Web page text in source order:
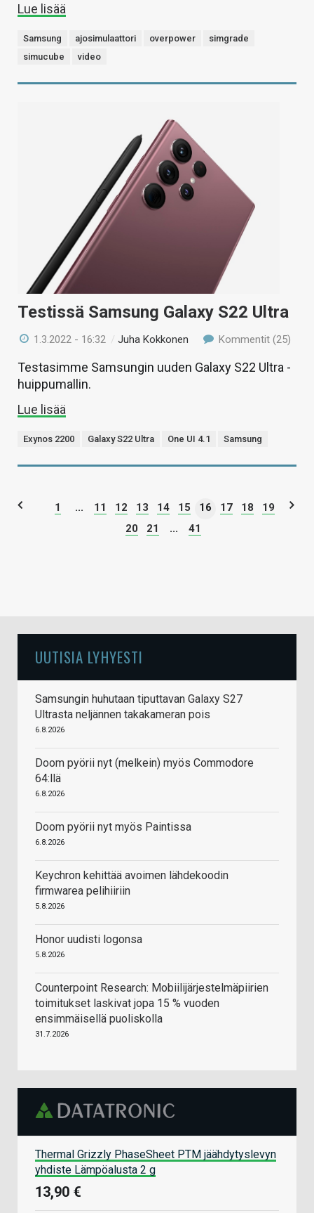
Lue lisää
Samsung ajosimulaattori overpower
simgrade
simucube
video
Testissä Samsung Galaxy S22 Ultra
1.3.2022 - 16:32 /Juha Kokkonen Kommentit (25)
Testasimme Samsungin uuden Galaxy S22 Ultra -
huippumallin.
Lue lisää
Exynos 2200 Galaxy S22 Ultra One UI 4.1 Samsung
1 ... 11 12 13 14 15 16 17 18
19
20
21 ... 41
UUTISIA LYHYESTI
Samsungin huhutaan tiputtavan Galaxy S27
Ultrasta neljännen takakameran pois
6.8.2026
Doom pyörii nyt (melkein) myös Commodore
64:llä
6.8.2026
Doom pyörii nyt myös Paintissa
6.8.2026
Keychron kehittää avoimen lähdekoodin
firmwarea pelihiiriin
5.8.2026
Honor uudisti logonsa
5.8.2026
Counterpoint Research: Mobiilijärjestelmäpiirien
toimitukset laskivat jopa 15 % vuoden
ensimmäisellä puoliskolla
31.7.2026
Thermal Grizzly PhaseSheet PTM jäähdytyslevyn
yhdiste Lämpöalusta 2 g
13,90 €